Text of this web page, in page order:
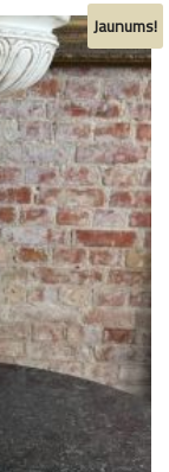
Jaunums!